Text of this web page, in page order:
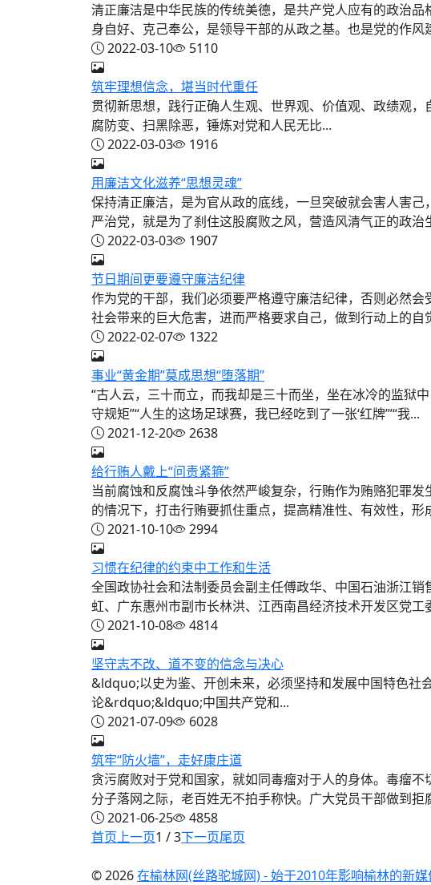
清正廉洁是中华民族的传统美德，是共产党人应有的政治
身自好、克己奉公，是领导干部的从政之基。也是党的作风
2022-03-10
5110
筑牢理想信念，堪当时代重任
贯彻新思想，践行正确人生观、世界观、价值观、政绩观
腐防变、扫黑除恶，锤炼对党和人民无比...
2022-03-03
1916
用廉洁文化滋养“思想灵魂”
保持清正廉洁，是为官从政的底线，一旦突破就会害人害
严治党，就是为了刹住这股腐败之风，营造风清气正的政治
2022-03-03
1907
节日期间更要遵守廉洁纪律
作为党的干部，我们必须要严格遵守廉洁纪律，否则必然
社会带来的巨大危害，进而严格要求自己，做到行动上的自
2022-02-07
1322
事业“黄金期”莫成思想“堕落期”
“古人云，三十而立，而我却是三十而坐，坐在冰冷的监狱
守规矩”“人生的这场足球赛，我已经吃到了一张‘红牌’”“我...
2021-12-20
2638
给行贿人戴上“问责紧箍”
当前腐蚀和反腐蚀斗争依然严峻复杂，行贿作为贿赂犯罪
的情况下，打击行贿要抓住重点，提高精准性、有效性，形
2021-10-10
2994
习惯在纪律的约束中工作和生活
全国政协社会和法制委员会副主任傅政华、中国石油浙江
虹、广东惠州市副市长林洪、江西南昌经济技术开发区党工
2021-10-08
4814
坚守志不改、道不变的信念与决心
&ldquo;以史为鉴、开创未来，必须坚持和发展中国特色
论&rdquo;&ldquo;中国共产党和...
2021-07-09
6028
筑牢“防火墙”，走好康庄道
贪污腐败对于党和国家，就如同毒瘤对于人的身体。毒瘤
分子落网之际，老百姓无不拍手称快。广大党员干部做到拒
2021-06-25
4858
首页上一页1 / 3下一页尾页
© 2026在榆林网(丝路驼城网) - 始于2010年影响榆林的新媒